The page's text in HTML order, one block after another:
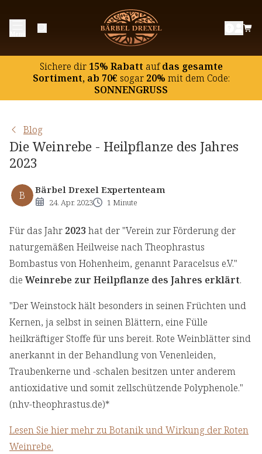
Sichere dir15% Rabatt aufdas gesamte
Sortiment, ab 70€ sogar20% mit dem Code:
SONNENGRUSS
Blog
Die Weinrebe - Heilpflanze des Jahres
2023
B Bärbel Drexel Expertenteam
24. Apr. 2023 1 Minute
Für das Jahr 2023 hat der "Verein zur Förderung der
naturgemäßen Heilweise nach Theophrastus
Bombastus von Hohenheim, genannt Paracelsus e.V."
dieWeinrebe zur Heilpflanze des Jahres erklärt.
"Der Weinstock hält besonders in seinen Früchten und
Kernen, ja selbst in seinen Blättern, eine Fülle
heilkräftiger Stoffe für uns bereit. Rote Weinblätter sind
anerkannt in der Behandlung von Venenleiden,
Traubenkerne und -schalen besitzen unter anderem
antioxidative und somit zellschützende Polyphenole."
(nhv-theophrastus.de)*
Lesen Sie hier mehr zu Botanik und Wirkung der Roten
Weinrebe.